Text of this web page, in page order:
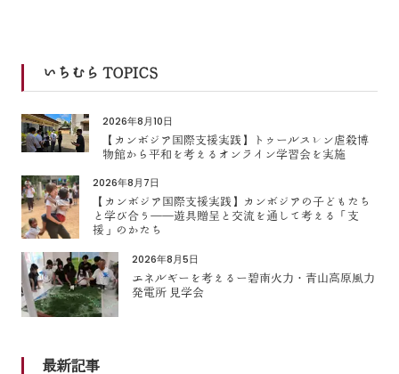
いちむら TOPICS
2026年8月10日
【カンボジア国際支援実践】トゥールスレン虐殺博
物館から平和を考えるオンライン学習会を実施
2026年8月7日
【カンボジア国際支援実践】カンボジアの子どもたち
と学び合う――遊具贈呈と交流を通して考える「支
援」のかたち
2026年8月5日
エネルギーを考えるー碧南火力・青山高原風力
発電所 見学会
最新記事